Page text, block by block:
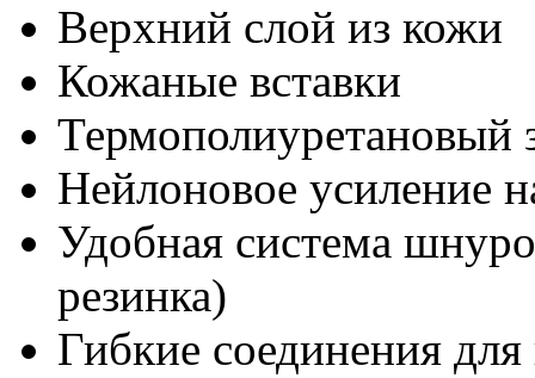
Верхний слой из кожи
Кожаные вставки
Термополиуретановый
Нейлоновое усиление
Удобная система
резинка)
Гибкие соединения